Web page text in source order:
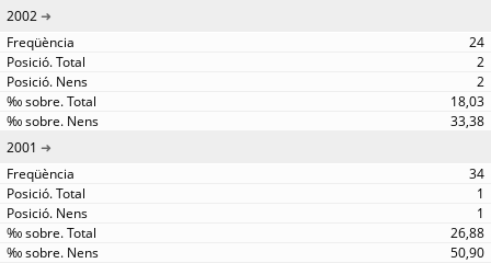
2002
24
2
2
18,03
33,38
2001
34
1
1
26,88
50,90